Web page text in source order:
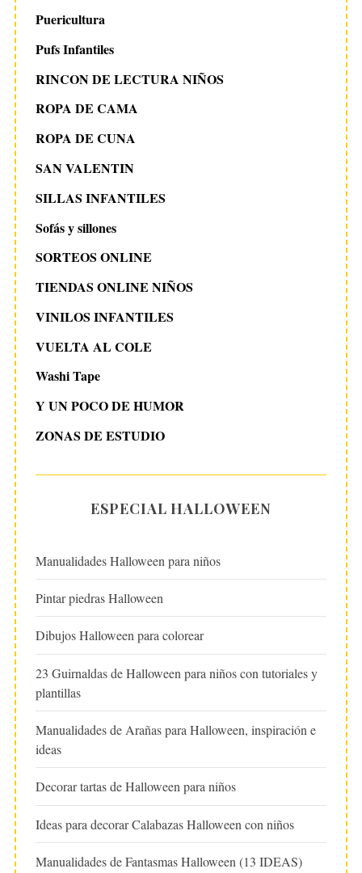
Puericultura
Pufs Infantiles
RINCON DE LECTURA NIÑOS
ROPA DE CAMA
ROPA DE CUNA
SAN VALENTIN
SILLAS INFANTILES
Sofás y sillones
SORTEOS ONLINE
TIENDAS ONLINE NIÑOS
VINILOS INFANTILES
VUELTA AL COLE
Washi Tape
Y UN POCO DE HUMOR
ZONAS DE ESTUDIO
ESPECIAL HALLOWEEN
Manualidades Halloween para niños
Pintar piedras Halloween
Dibujos Halloween para colorear
23 Guirnaldas de Halloween para niños con tutoriales y
plantillas
Manualidades de Arañas para Halloween, inspiración e
ideas
Decorar tartas de Halloween para niños
Ideas para decorar Calabazas Halloween con niños
Manualidades de Fantasmas Halloween (13 IDEAS)